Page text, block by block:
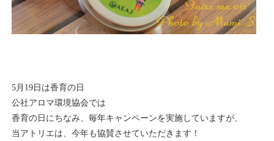
5月19日は香育の日
公社アロマ環境協会では
香育の日にちなみ、毎年キャンペーンを実施していますが、
当アトリエは、今年も協賛させていただきます！